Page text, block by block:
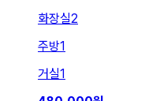
화장실2
주방1
거실1